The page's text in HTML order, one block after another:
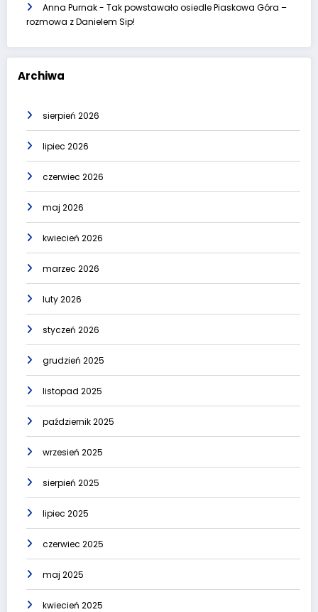
Anna Purnak- Tak powstawało osiedle Piaskowa Góra –
rozmowa z Danielem Sip!
Archiwa
sierpień 2026
lipiec 2026
czerwiec 2026
maj 2026
kwiecień 2026
marzec 2026
luty 2026
styczeń 2026
grudzień 2025
listopad 2025
październik 2025
wrzesień 2025
sierpień 2025
lipiec 2025
czerwiec 2025
maj 2025
kwiecień 2025